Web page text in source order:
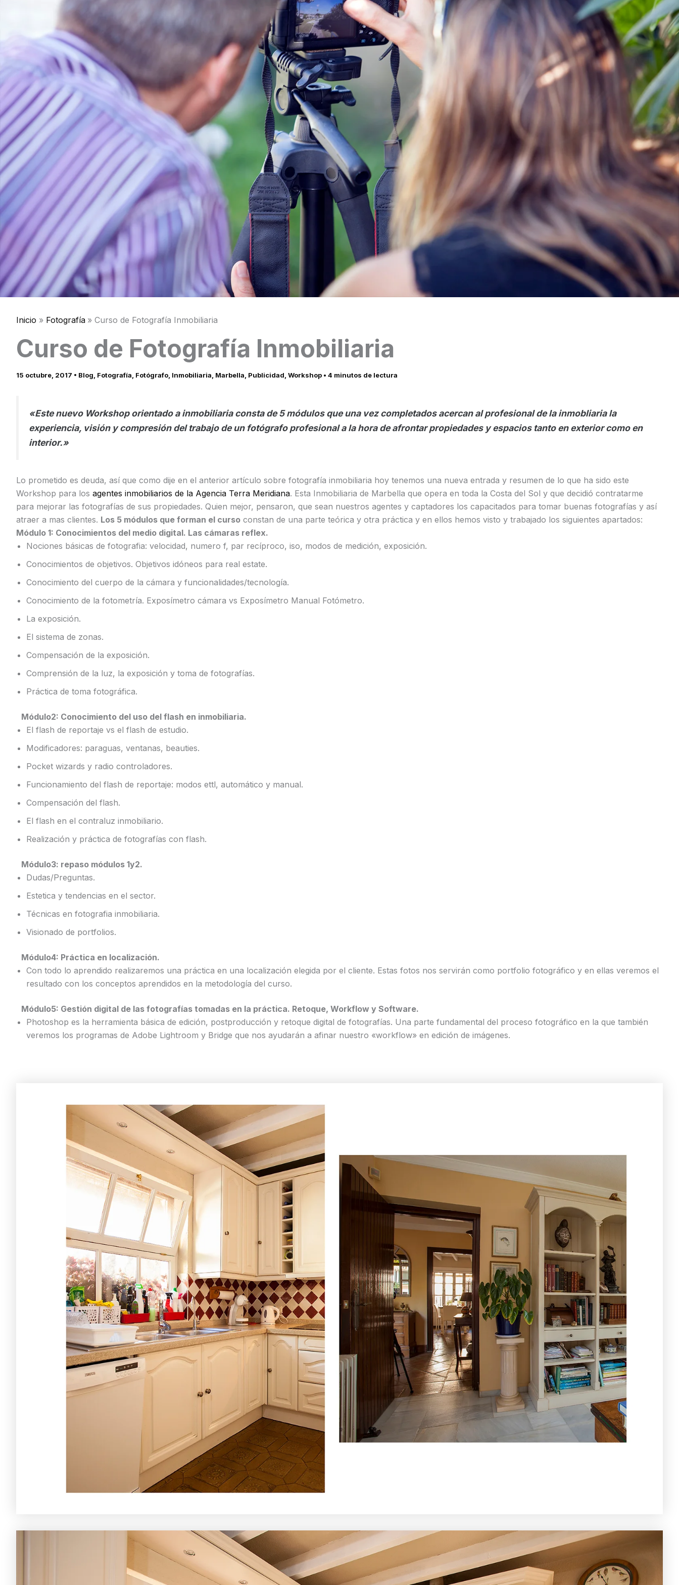
Inicio Fotografía Curso de Fotografía Inmobiliaria
Curso de Fotografía Inmobiliaria
15 octubre, 2017 • Blog, Fotografía, Fotógrafo, Inmobiliaria, Marbella, Publicidad, Workshop • 4 minutos de lectura
«Este nuevo Workshop orientado a inmobiliaria consta de 5 módulos que una vez completados acercan al profesional de la inmobliaria la
experiencia, visión y compresión del trabajo de un fotógrafo profesional a la hora de afrontar propiedades y espacios tanto en exterior como en
interior.»
Lo prometido es deuda, así que como dije en el anterior artículo sobre fotografía inmobiliaria hoy tenemos una nueva entrada y resumen de lo que ha sido este
Workshop para los agentes inmobiliarios de la Agencia Terra Meridiana. Esta Inmobiliaria de Marbella que opera en toda la Costa del Sol y que decidió contratarme
para mejorar las fotografías de sus propiedades. Quien mejor, pensaron, que sean nuestros agentes y captadores los capacitados para tomar buenas fotografías y así
atraer a mas clientes. Los 5 módulos que forman el curso constan de una parte teórica y otra práctica y en ellos hemos visto y trabajado los siguientes apartados:
Módulo 1: Conocimientos del medio digital. Las cámaras reflex.
Nociones básicas de fotografia: velocidad, numero f, par recíproco, iso, modos de medición, exposición.
Conocimientos de objetivos. Objetivos idóneos para real estate.
Conocimiento del cuerpo de la cámara y funcionalidades/tecnología.
Conocimiento de la fotometría. Exposímetro cámara vs Exposímetro Manual Fotómetro.
La exposición.
El sistema de zonas.
Compensación de la exposición.
Comprensión de la luz, la exposición y toma de fotografías.
Práctica de toma fotográfica.
Módulo2: Conocimiento del uso del flash en inmobiliaria.
El flash de reportaje vs el flash de estudio.
Modificadores: paraguas, ventanas, beauties.
Pocket wizards y radio controladores.
Funcionamiento del flash de reportaje: modos ettl, automático y manual.
Compensación del flash.
El flash en el contraluz inmobiliario.
Realización y práctica de fotografías con flash.
Módulo3: repaso módulos 1y2.
Dudas/Preguntas.
Estetica y tendencias en el sector.
Técnicas en fotografia inmobiliaria.
Visionado de portfolios.
Módulo4: Práctica en localización.
Con todo lo aprendido realizaremos una práctica en una localización elegida por el cliente. Estas fotos nos servirán como portfolio fotográfico y en ellas veremos el
resultado con los conceptos aprendidos en la metodología del curso.
Módulo5: Gestión digital de las fotografías tomadas en la práctica. Retoque, Workflow y Software.
Photoshop es la herramienta básica de edición, postproducción y retoque digital de fotografías. Una parte fundamental del proceso fotográfico en la que también
veremos los programas de Adobe Lightroom y Bridge que nos ayudarán a afinar nuestro «workflow» en edición de imágenes.